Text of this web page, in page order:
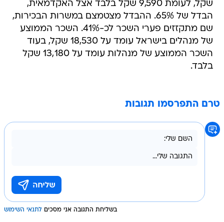
שקל, לעומת 9,590 שקל בלבד אצל האקדמאית,
הבדל של 65%. ההבדל מצטמצם במשרות הבכירות,
שם מתקזזים פערי השכר לכ-41%. השכר הממוצע
של מנהלים בישראל עומד על 18,530 שקל, בעוד
השכר הממוצע של מנהלות עומד על 13,180 שקל
בלבד.
טרם התפרסמו תגובות
בשליחת התגובה אני מסכים לתנאי השימוש